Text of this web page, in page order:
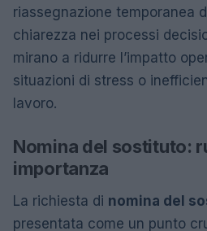
riassegnazione temporanea
chiarezza nei processi
mirano a ridurre l’impatto
situazioni di stress o
lavoro.
Nomina del sostituto:
importanza
La richiesta di nomina del
presentata come un punto